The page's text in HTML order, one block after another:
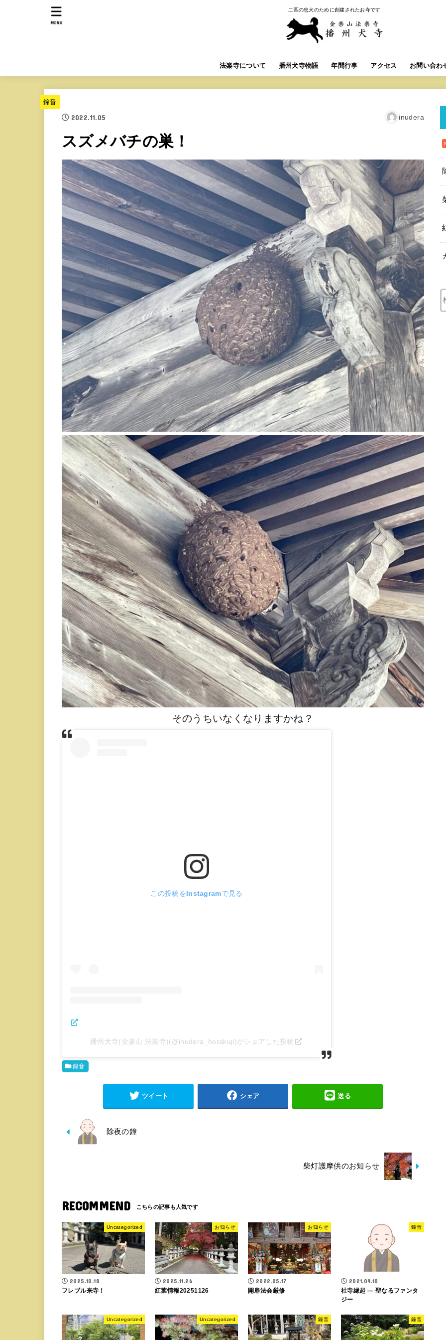
二匹の忠犬のために創建されたお寺です
法楽寺について 播州犬寺物語 年間行事 アクセス お問い合わ
MENU
鐘音
2022.11.05 inudera
スズメバチの巣！
そのうちいなくなりますかね？
この投稿をInstagramで見る
播州犬寺(金楽山 法楽寺)(@inudera_horakuji)がシェアした投稿
鐘音
ツイート シェア 送る
除夜の鐘
柴灯護摩供のお知らせ
RECOMMEND
Uncategorized
2025.10.18
フレブル来寺！
お知らせ
2025.11.26
紅葉情報20251126
お知らせ
2022.05.17
開扉法会厳修
鐘音
2021.09.10
社寺縁起 ― 聖なるファンタ
ジー
Uncategorized Uncategorized 鐘音 鐘音